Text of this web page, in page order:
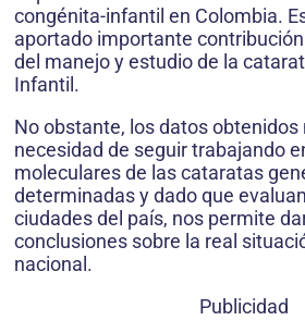
congénita-infantil en Colombia.
aportado importante
del manejo y estudio de la
Infantil.
No obstante, los datos obtenidos
necesidad de seguir trabajando
moleculares de las cataratas
determinadas y dado que
ciudades del país, nos permite
conclusiones sobre la real
nacional.
Publicidad